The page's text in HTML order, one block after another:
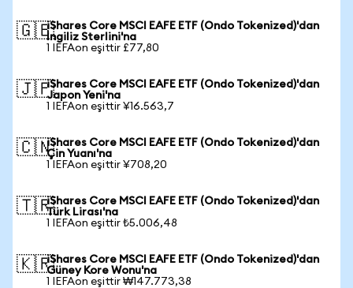
🇬🇧iShares Core MSCI EAFE ETF (Ondo Tokenized)'dan
İngiliz Sterlini'na
1 IEFAon eşittir £77,80
🇯🇵iShares Core MSCI EAFE ETF (Ondo Tokenized)'dan
Japon Yeni'na
1 IEFAon eşittir ¥16.563,7
🇨🇳iShares Core MSCI EAFE ETF (Ondo Tokenized)'dan
Çin Yuanı'na
1 IEFAon eşittir ¥708,20
🇹🇷iShares Core MSCI EAFE ETF (Ondo Tokenized)'dan
Türk Lirası'na
1 IEFAon eşittir ₺5.006,48
🇰🇷iShares Core MSCI EAFE ETF (Ondo Tokenized)'dan
Güney Kore Wonu'na
1 IEFAon eşittir ₩147.773,38